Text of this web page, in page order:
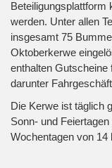
Beteiligungsplattform
werden. Unter allen
insgesamt 75
Oktoberkerwe
enthalten Gutscheine
darunter
Die Kerwe ist täglich
Sonn- und
Wochentagen von 14